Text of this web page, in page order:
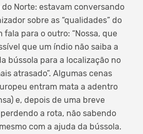
Norte: estavam conversando
sobre as “qualidades” do
fala para o outro: “Nossa, que
que um índio não saiba a
bússola para a localização no
atrasado”. Algumas cenas
entram mata a adentro
e, depois de uma breve
a rota, não sabendo
com a ajuda da bússola.